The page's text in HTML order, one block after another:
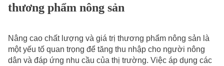
thương phẩm nông sản
Nâng cao chất lượng và giá trị thương phẩm nông sản là
một yếu tố quan trọng để tăng thu nhập cho người nông
dân và đáp ứng nhu cầu của thị trường. Việc áp dụng các